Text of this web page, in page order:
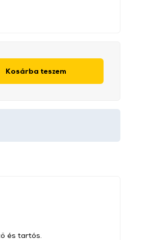
Kosárba teszem
és tartós.